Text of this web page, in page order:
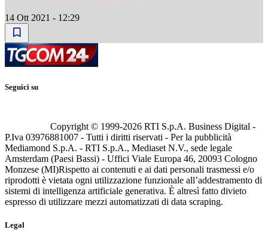
14 Ott 2021 - 12:29
Seguici su
Copyright © 1999-2026 RTI S.p.A. Business Digital -
P.Iva 03976881007 - Tutti i diritti riservati - Per la pubblicità
Mediamond S.p.A. - RTI S.p.A., Mediaset N.V., sede legale
Amsterdam (Paesi Bassi) - Uffici Viale Europa 46, 20093 Cologno
Monzese (MI)Rispetto ai contenuti e ai dati personali trasmessi e/o
riprodotti è vietata ogni utilizzazione funzionale all’addestramento di
sistemi di intelligenza artificiale generativa. È altresì fatto divieto
espresso di utilizzare mezzi automatizzati di data scraping.
Legal